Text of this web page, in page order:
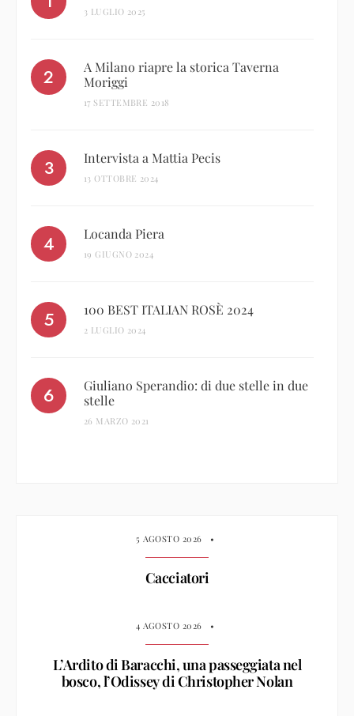
3 LUGLIO 2025
A Milano riapre la storica Taverna
Moriggi
17 SETTEMBRE 2018
Intervista a Mattia Pecis
13 OTTOBRE 2024
Locanda Piera
19 GIUGNO 2024
100 BEST ITALIAN ROSÈ 2024
2 LUGLIO 2024
Giuliano Sperandio: di due stelle in due
stelle
26 MARZO 2021
5 AGOSTO 2026 •
Cacciatori
4 AGOSTO 2026 •
L’Ardito di Baracchi, una passeggiata nel
bosco, l’Odissey di Christopher Nolan